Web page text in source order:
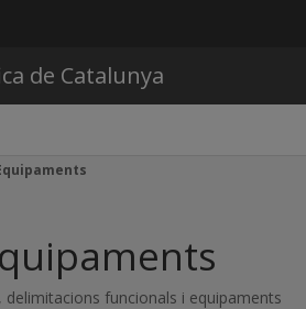
de Catalunya
funcionals i equipaments